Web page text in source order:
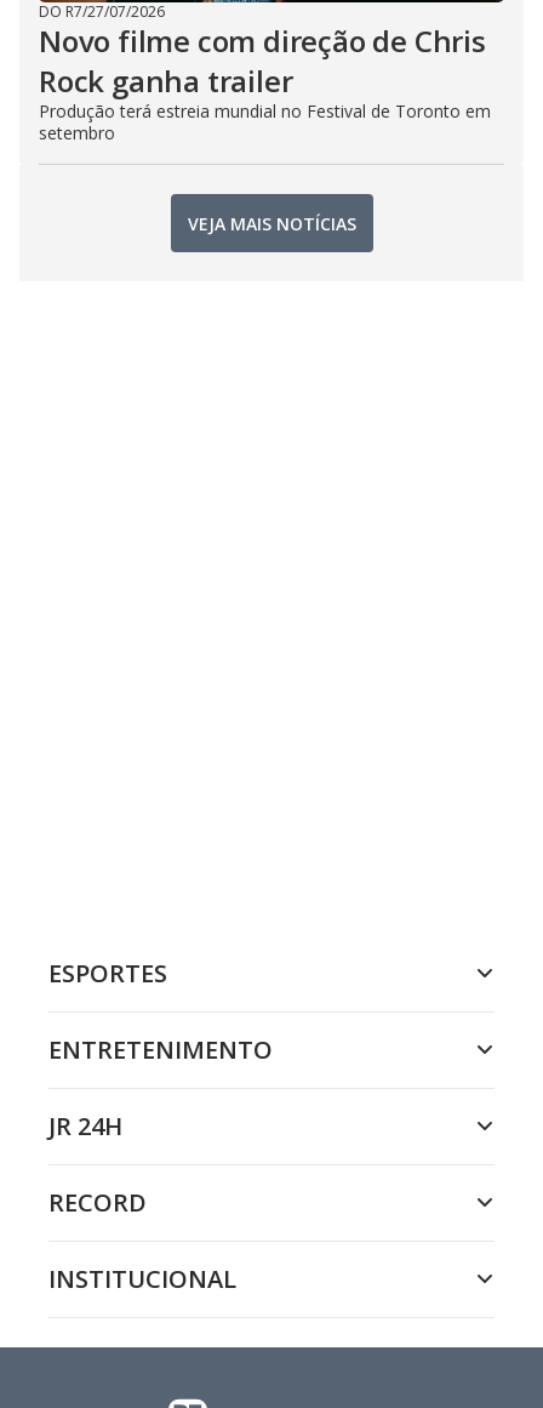
DO R7/27/07/2026
Novo filme com direção de Chris
Rock ganha trailer
Produção terá estreia mundial no Festival de Toronto em
setembro
VEJA MAIS NOTÍCIAS
ESPORTES
ENTRETENIMENTO
JR 24H
RECORD
INSTITUCIONAL